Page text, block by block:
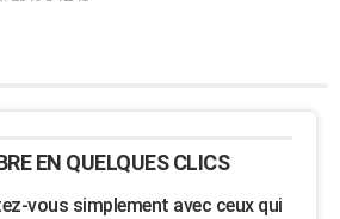
EN QUELQUES CLICS
vous simplement avec ceux qui